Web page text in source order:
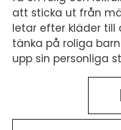
att sticka ut från
letar efter kläder till
tänka på roliga
upp sin personliga